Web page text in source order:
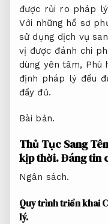
được rủi ro pháp
Với những hồ sơ
sử dụng dịch vụ
vị được đánh chi
dùng yên tâm, Phù
định pháp lý đều
đầy đủ.
Bài bản.
Thủ Tục Sang
kịp thời.Đáng tin
Ngân sách.
Quy trình triển khai
lý.